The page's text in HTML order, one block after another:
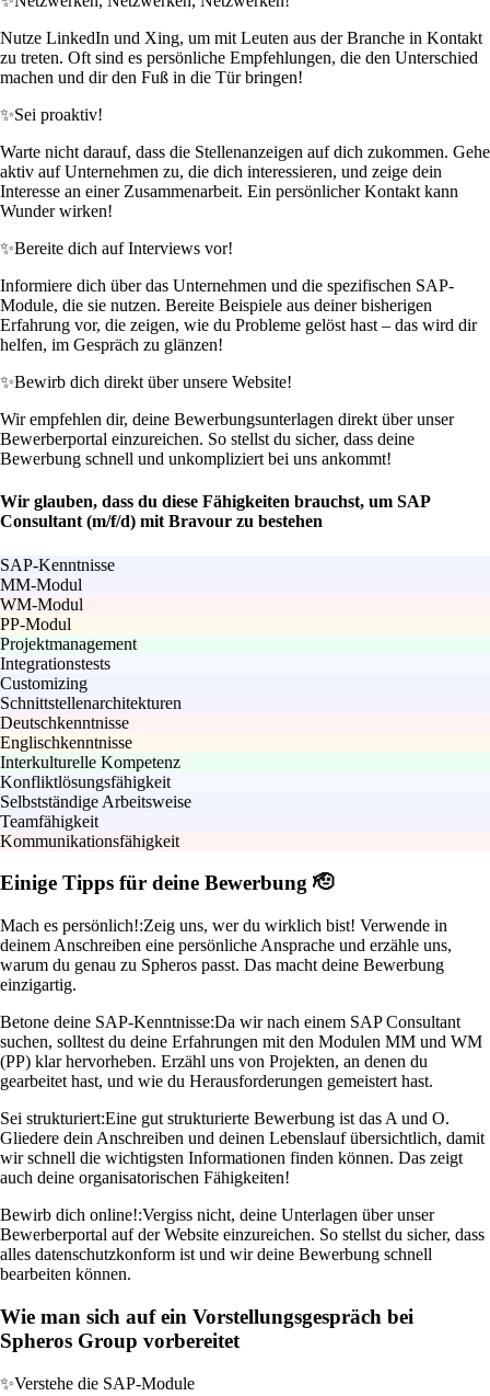
Nutze LinkedIn und Xing, um mit Leuten aus der Branche in Kontakt
zu treten. Oft sind es persönliche Empfehlungen, die den Unterschied
machen und dir den Fuß in die Tür bringen!
✨Sei proaktiv!
Warte nicht darauf, dass die Stellenanzeigen auf dich zukommen. Gehe
aktiv auf Unternehmen zu, die dich interessieren, und zeige dein
Interesse an einer Zusammenarbeit. Ein persönlicher Kontakt kann
Wunder wirken!
✨Bereite dich auf Interviews vor!
Informiere dich über das Unternehmen und die spezifischen SAP-
Module, die sie nutzen. Bereite Beispiele aus deiner bisherigen
Erfahrung vor, die zeigen, wie du Probleme gelöst hast – das wird dir
helfen, im Gespräch zu glänzen!
✨Bewirb dich direkt über unsere Website!
Wir empfehlen dir, deine Bewerbungsunterlagen direkt über unser
Bewerberportal einzureichen. So stellst du sicher, dass deine
Bewerbung schnell und unkompliziert bei uns ankommt!
Wir glauben, dass du diese Fähigkeiten brauchst, um SAP
Consultant (m/f/d) mit Bravour zu bestehen
SAP-Kenntnisse
MM-Modul
WM-Modul
PP-Modul
Projektmanagement
Integrationstests
Customizing
Schnittstellenarchitekturen
Deutschkenntnisse
Englischkenntnisse
Interkulturelle Kompetenz
Konfliktlösungsfähigkeit
Selbstständige Arbeitsweise
Teamfähigkeit
Kommunikationsfähigkeit
Einige Tipps für deine Bewerbung 🫡
Mach es persönlich!:Zeig uns, wer du wirklich bist! Verwende in
deinem Anschreiben eine persönliche Ansprache und erzähle uns,
warum du genau zu Spheros passt. Das macht deine Bewerbung
einzigartig.
Betone deine SAP-Kenntnisse:Da wir nach einem SAP Consultant
suchen, solltest du deine Erfahrungen mit den Modulen MM und WM
(PP) klar hervorheben. Erzähl uns von Projekten, an denen du
gearbeitet hast, und wie du Herausforderungen gemeistert hast.
Sei strukturiert:Eine gut strukturierte Bewerbung ist das A und O.
Gliedere dein Anschreiben und deinen Lebenslauf übersichtlich, damit
wir schnell die wichtigsten Informationen finden können. Das zeigt
auch deine organisatorischen Fähigkeiten!
Bewirb dich online!:Vergiss nicht, deine Unterlagen über unser
Bewerberportal auf der Website einzureichen. So stellst du sicher, dass
alles datenschutzkonform ist und wir deine Bewerbung schnell
bearbeiten können.
Wie man sich auf ein Vorstellungsgespräch bei
Spheros Group vorbereitet
✨Verstehe die SAP-Module